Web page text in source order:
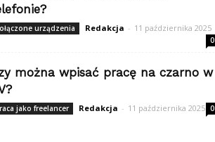
urządzenia Redakcja - 11 października 2025
0
można wpisać pracę na czarno w
jako freelancer Redakcja - 11 października 2025 0